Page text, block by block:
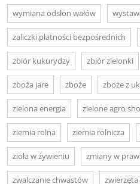
wymiana odsłon wałów
zaliczki płatności bezpośrednich
zbiór kukurydzy zbiór zielonki
zboża jare zboże zboże z
zielona energia zielone agro
ziemia rolna ziemia rolnicza
zioła w żywieniu zmiany w
zwalczanie chwastów